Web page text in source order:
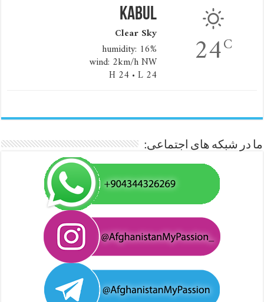
24C
Kabul
Clear Sky
humidity: 16%
wind: 2km/h NW
H 24 • L 24
ما در شبکه های اجتماعی: